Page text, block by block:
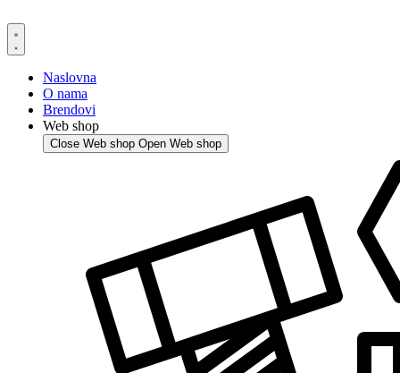
to
content
Naslovna
O nama
Brendovi
Web shop
Close Web shop Open Web shop